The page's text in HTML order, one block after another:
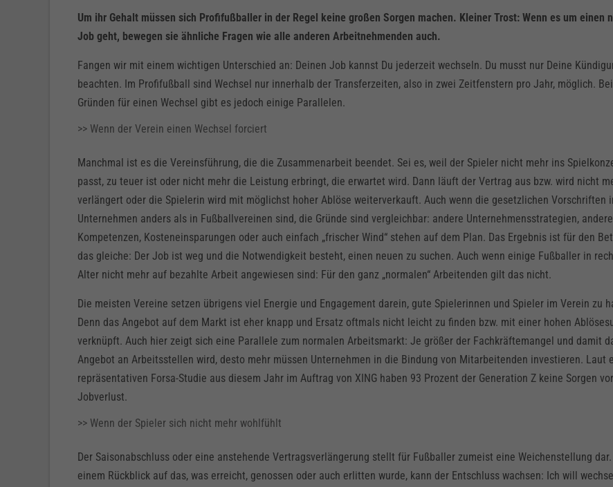
Um ihr Gehalt müssen sich Profifußballer in der Regel keine großen Sorgen machen. Kleiner Trost: Wenn es um einen
Job geht, bewegen sie ähnliche Fragen wie alle anderen Arbeitnehmenden auch.
Fangen wir mit einem wichtigen Unterschied an: Deinen Job kannst Du jederzeit wechseln. Du musst nur Deine
beachten. Im Profifußball sind Wechsel nur innerhalb der Transferzeiten, also in zwei Zeitfenstern pro Jahr, möglich.
Gründen für einen Wechsel gibt es jedoch einige Parallelen.
>> Wenn der Verein einen Wechsel forciert
Manchmal ist es die Vereinsführung, die die Zusammenarbeit beendet. Sei es, weil der Spieler nicht mehr ins
passt, zu teuer ist oder nicht mehr die Leistung erbringt, die erwartet wird. Dann läuft der Vertrag aus bzw. wird nicht
verlängert oder die Spielerin wird mit möglichst hoher Ablöse weiterverkauft. Auch wenn die gesetzlichen Vorschriften
Unternehmen anders als in Fußballvereinen sind, die Gründe sind vergleichbar: andere Unternehmensstrategien, andere
Kompetenzen, Kosteneinsparungen oder auch einfach „frischer Wind“ stehen auf dem Plan. Das Ergebnis ist für den
das gleiche: Der Job ist weg und die Notwendigkeit besteht, einen neuen zu suchen. Auch wenn einige Fußballer in
Alter nicht mehr auf bezahlte Arbeit angewiesen sind: Für den ganz „normalen“ Arbeitenden gilt das nicht.
Die meisten Vereine setzen übrigens viel Energie und Engagement darein, gute Spielerinnen und Spieler im Verein zu
Denn das Angebot auf dem Markt ist eher knapp und Ersatz oftmals nicht leicht zu finden bzw. mit einer hohen
verknüpft. Auch hier zeigt sich eine Parallele zum normalen Arbeitsmarkt: Je größer der Fachkräftemangel und damit
Angebot an Arbeitsstellen wird, desto mehr müssen Unternehmen in die Bindung von Mitarbeitenden investieren. Laut
repräsentativen Forsa-Studie aus diesem Jahr im Auftrag von XING haben 93 Prozent der Generation Z keine Sorgen
Jobverlust.
>> Wenn der Spieler sich nicht mehr wohlfühlt
Der Saisonabschluss oder eine anstehende Vertragsverlängerung stellt für Fußballer zumeist eine Weichenstellung
einem Rückblick auf das, was erreicht, genossen oder auch erlitten wurde, kann der Entschluss wachsen: Ich will